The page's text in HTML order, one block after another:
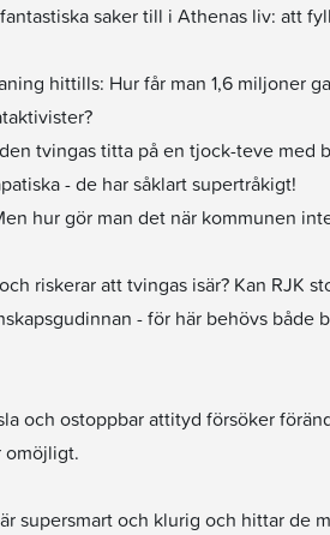
saker till i Athenas liv: att
hittills: Hur får man 1,6 miljoner
tvingas titta på en tjock-teve med
- de har såklart supertråkigt!
hur gör man det när kommunen
riskerar att tvingas isär? Kan RJK
- för här behövs både
och ostoppbar attityd försöker
omöjligt.
supersmart och klurig och hittar de